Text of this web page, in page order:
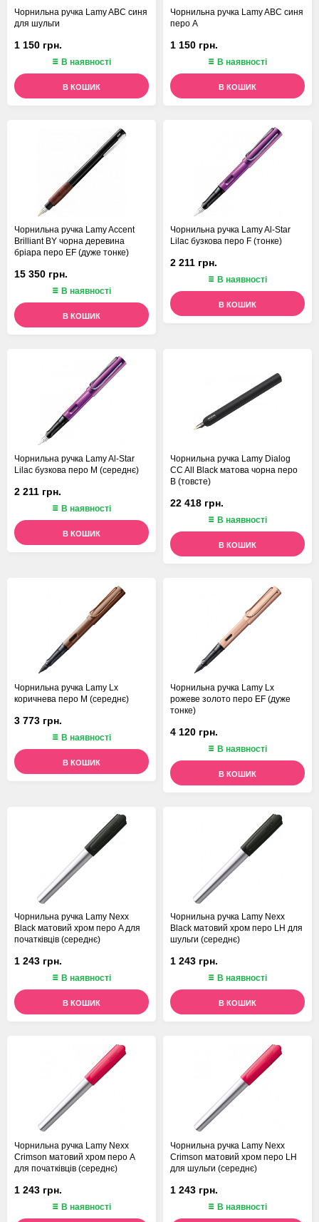
Чорнильна ручка Lamy ABC синя
для шульги
1 150 грн.
В наявності
В КОШИК
Чорнильна ручка Lamy ABC синя
перо A
1 150 грн.
В наявності
В КОШИК
Чорнильна ручка Lamy Accent
Brilliant BY чорна деревина
бріара перо EF (дуже тонке)
15 350 грн.
В наявності
В КОШИК
Чорнильна ручка Lamy Al-Star
Lilac бузкова перо F (тонке)
2 211 грн.
В наявності
В КОШИК
Чорнильна ручка Lamy Al-Star
Lilac бузкова перо M (середнє)
2 211 грн.
В наявності
В КОШИК
Чорнильна ручка Lamy Dialog
CC All Black матова чорна перо
B (товсте)
22 418 грн.
В наявності
В КОШИК
Чорнильна ручка Lamy Lx
коричнева перо M (середнє)
3 773 грн.
В наявності
В КОШИК
Чорнильна ручка Lamy Lx
рожеве золото перо EF (дуже
тонке)
4 120 грн.
В наявності
В КОШИК
Чорнильна ручка Lamy Nexx
Black матовий хром перо A для
початківців (середнє)
1 243 грн.
В наявності
В КОШИК
Чорнильна ручка Lamy Nexx
Black матовий хром перо LH для
шульги (середнє)
1 243 грн.
В наявності
В КОШИК
Чорнильна ручка Lamy Nexx
Crimson матовий хром перо A
для початківців (середнє)
1 243 грн.
В наявності
Чорнильна ручка Lamy Nexx
Crimson матовий хром перо LH
для шульги (середнє)
1 243 грн.
В наявності